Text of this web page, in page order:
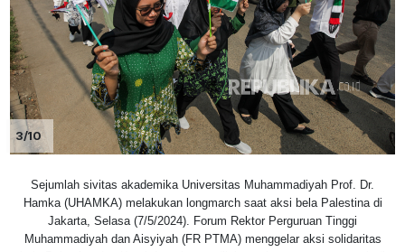
3/10
Sejumlah sivitas akademika Universitas Muhammadiyah Prof. Dr.
Hamka (UHAMKA) melakukan longmarch saat aksi bela Palestina di
Jakarta, Selasa (7/5/2024). Forum Rektor Perguruan Tinggi
Muhammadiyah dan Aisyiyah (FR PTMA) menggelar aksi solidaritas